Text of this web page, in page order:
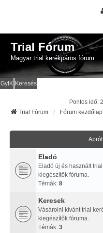
Trial Fórum
Magyar trial kerékpáros fórum
GyIK Keresés
Pontos idő:
Trial Fórum
Fórum kezdőlap
Eladó
Eladó új és használt
kiegészítők fóruma.
Témák: 8
Keresek
Vásárolni kívánt trial
kiegészítők fóruma.
Témák: 3